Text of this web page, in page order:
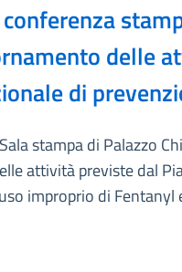
delle
di
stampa di Palazzo
attività previste dal
improprio di